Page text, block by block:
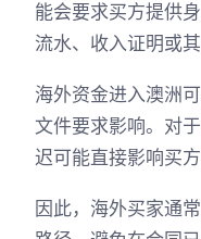
能会要求买方提供
流水、收入证明或其
海外资金进入澳洲
文件要求影响。对
迟可能直接影响买
因此，海外买家通